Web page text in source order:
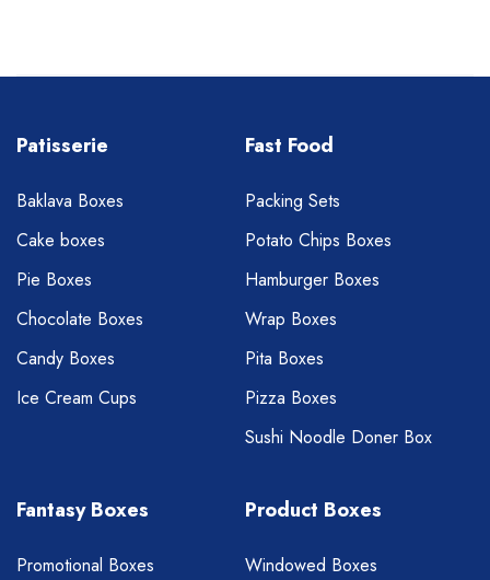
Patisserie
Baklava Boxes
Cake boxes
Pie Boxes
Chocolate Boxes
Candy Boxes
Ice Cream Cups
Fast Food
Packing Sets
Potato Chips Boxes
Hamburger Boxes
Wrap Boxes
Pita Boxes
Pizza Boxes
Sushi Noodle Doner Box
Fantasy Boxes
Promotional Boxes
Product Boxes
Windowed Boxes